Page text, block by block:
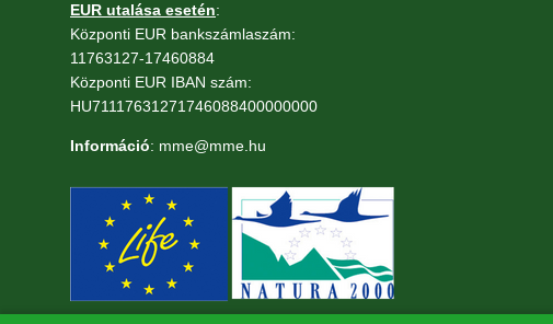
EUR utalása esetén:
Központi EUR bankszámlaszám:
11763127-17460884
Központi EUR IBAN szám:
HU71117631271746088400000000
Információ: mme@mme.hu